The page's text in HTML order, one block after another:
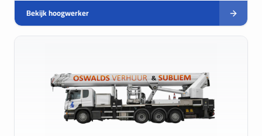
Bekijk hoogwerker